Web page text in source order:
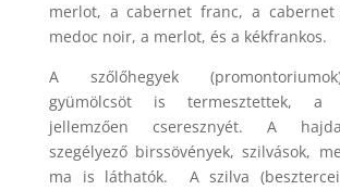
merlot, a cabernet franc, a cabernet
medoc noir, a merlot, és a kékfrankos.
A szőlőhegyek
gyümölcsöt is termesztettek, a
jellemzően cseresznyét. A
szegélyező birssövények, szilvások,
ma is láthatók. A szilva